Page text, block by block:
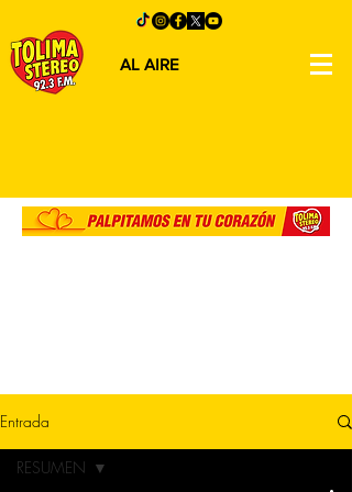
AL AIRE
Entrada
RESUMEN